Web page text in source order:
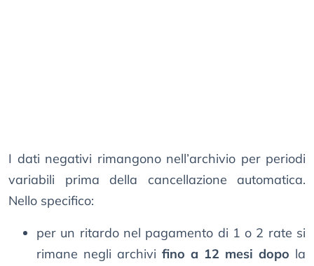
I dati negativi rimangono nell’archivio per periodi
variabili prima della cancellazione automatica.
Nello specifico:
per un ritardo nel pagamento di 1 o 2 rate si
rimane negli archivi fino a 12 mesi dopo la